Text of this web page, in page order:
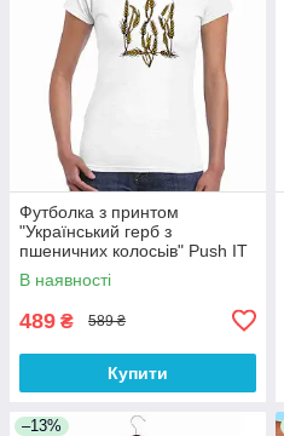
Футболка з принтом
"Український герб з
пшеничних колосьів" Push IT
В наявності
489 ₴ 589 ₴
Купити
–13%